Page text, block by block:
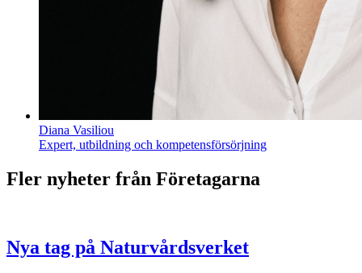
Diana Vasiliou
Expert, utbildning och kompetensförsörjning
Fler nyheter från Företagarna
Nya tag på Naturvårdsverket